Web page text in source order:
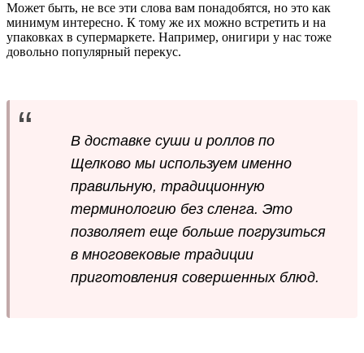
Может быть, не все эти слова вам понадобятся, но это как
минимум интересно. К тому же их можно встретить и на
упаковках в супермаркете. Например, онигири у нас тоже
довольно популярный перекус.
В доставке суши и роллов по
Щелково мы используем именно
правильную, традиционную
терминологию без сленга. Это
позволяет еще больше погрузиться
в многовековые традиции
приготовления совершенных блюд.